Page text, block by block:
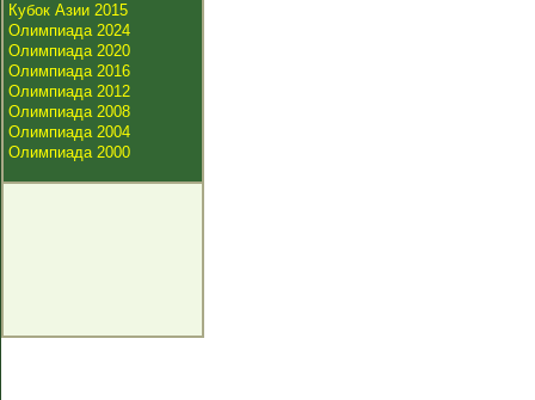
Кубок Азии 2015
Олимпиада 2024
Олимпиада 2020
Олимпиада 2016
Олимпиада 2012
Олимпиада 2008
Олимпиада 2004
Олимпиада 2000